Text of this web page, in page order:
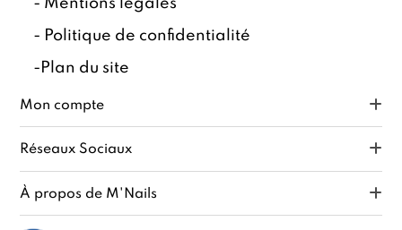
- Mentions légales
- Politique de confidentialité
- Plan du site
Mon compte
Réseaux Sociaux
À propos de M'Nails